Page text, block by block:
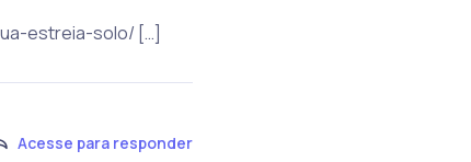
estreia-solo/ […]
Acesse para responder